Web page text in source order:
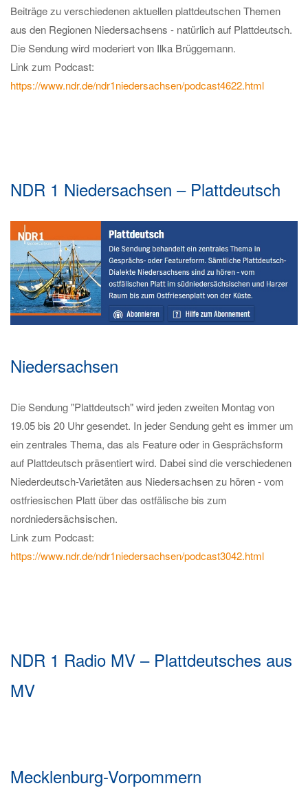
Beiträge zu verschiedenen aktuellen plattdeutschen Themen
aus den Regionen Niedersachsens - natürlich auf Plattdeutsch.
Die Sendung wird moderiert von Ilka Brüggemann.
Link zum Podcast:
https://www.ndr.de/ndr1niedersachsen/podcast4622.html
NDR 1 Niedersachsen – Plattdeutsch
Niedersachsen
Die Sendung "Plattdeutsch" wird jeden zweiten Montag von
19.05 bis 20 Uhr gesendet. In jeder Sendung geht es immer um
ein zentrales Thema, das als Feature oder in Gesprächsform
auf Plattdeutsch präsentiert wird. Dabei sind die verschiedenen
Niederdeutsch-Varietäten aus Niedersachsen zu hören - vom
ostfriesischen Platt über das ostfälische bis zum
nordniedersächsischen.
Link zum Podcast:
https://www.ndr.de/ndr1niedersachsen/podcast3042.html
NDR 1 Radio MV – Plattdeutsches aus
MV
Mecklenburg-Vorpommern